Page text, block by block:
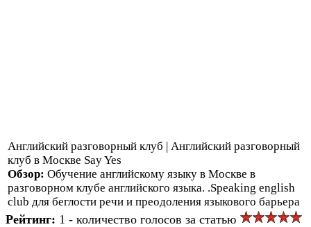
Английский разговорный клуб | Английский разговорный
клуб в Москве Say Yes
Обзор: Обучение английскому языку в Москве в
разговорном клубе английского языка. .Speaking english
club для беглости речи и преодоления языкового барьера
Рейтинг: 1 - количество голосов за статью